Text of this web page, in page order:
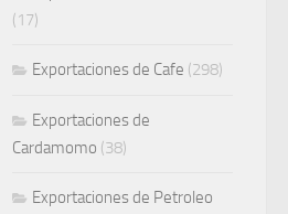
(17)
Exportaciones de Cafe (298)
Exportaciones de
Cardamomo (38)
Exportaciones de Petroleo